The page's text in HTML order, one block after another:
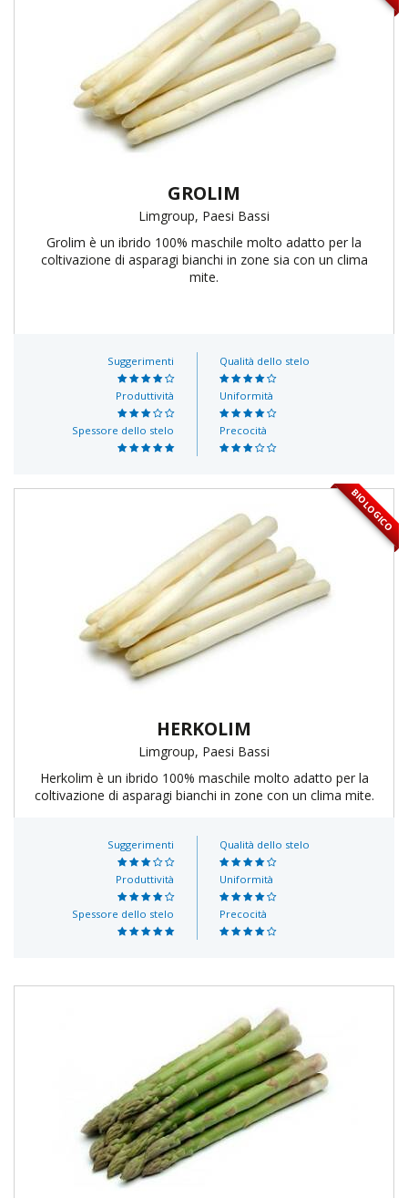
GROLIM
Limgroup, Paesi Bassi
Grolim è un ibrido 100% maschile molto adatto per la
coltivazione di asparagi bianchi in zone sia con un clima
mite.
Suggerimenti
Produttività
Spessore dello stelo
Qualità dello stelo
Uniformità
Precocità
BIOLOGICO
HERKOLIM
Limgroup, Paesi Bassi
Herkolim è un ibrido 100% maschile molto adatto per la
coltivazione di asparagi bianchi in zone con un clima mite.
Suggerimenti
Produttività
Spessore dello stelo
Qualità dello stelo
Uniformità
Precocità